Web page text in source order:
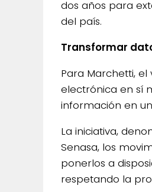
dos años para
del país.
Transformar
Para Marchetti,
electrónica en sí
información en
La iniciativa,
Senasa, los
ponerlos a
respetando la